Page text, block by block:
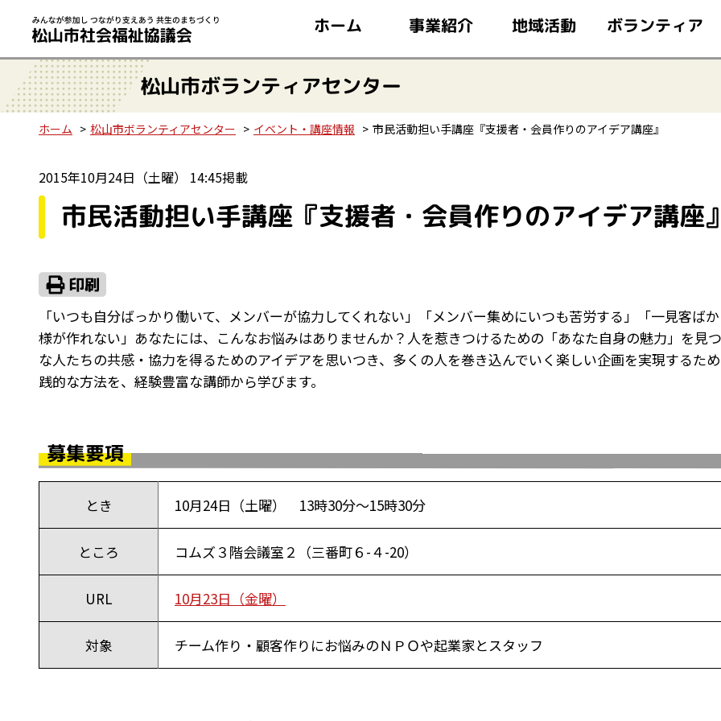
ホーム 事業紹介 地域活動 ボランティア
松山市ボランティアセンター
ホーム 松山市ボランティアセンター イベント・講座情報 市民活動担い手講座『支援者・会員作りのアイデア講座』
2015年10月24日（土曜） 14:45掲載
市民活動担い手講座『支援者・会員作りのアイデア講座
「いつも自分ばっかり働いて、メンバーが協力してくれない」「メンバー集めにいつも苦労する」「一見客ば
様が作れない」あなたには、こんなお悩みはありませんか？人を惹きつけるための「あなた自身の魅力」を見
な人たちの共感・協力を得るためのアイデアを思いつき、多くの人を巻き込んでいく楽しい企画を実現するた
践的な方法を、経験豊富な講師から学びます。
募集要項
とき 10月24日（土曜） 13時30分～15時30分
ところ コムズ３階会議室２（三番町６-４-20）
URL 10月23日（金曜）
対象 チーム作り・顧客作りにお悩みのＮＰＯや起業家とスタッフ